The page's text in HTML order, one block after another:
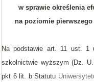
w sprawie określenia
na poziomie
Na podstawie art. 11 ust.
szkolnictwie wyższym (Dz.
pkt 6 lit. b Statutu